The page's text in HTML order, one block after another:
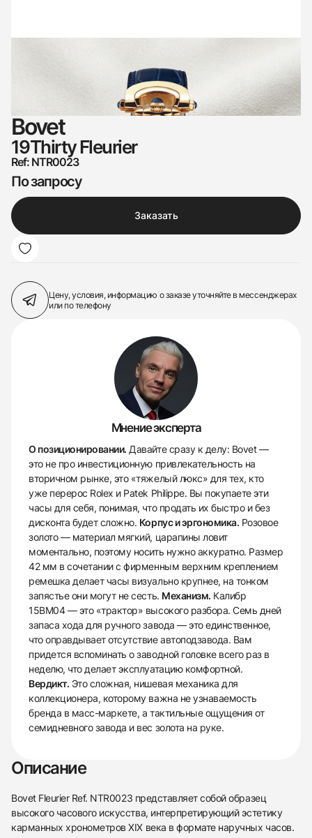
Bovet
19Thirty Fleurier
Ref: NTR0023
По запросу
Заказать
Цену, условия, информацию о заказеуточняйте в мессенджерах
или по телефону
Мнение эксперта
О позиционировании. Давайте сразу к делу: Bovet —
это не про инвестиционную привлекательность на
вторичном рынке, это «тяжелый люкс» для тех, кто
уже перерос Rolex и Patek Philippe. Вы покупаете эти
часы для себя, понимая, что продать их быстро и без
дисконта будет сложно. Корпус и эргономика. Розовое
золото — материал мягкий, царапины ловит
моментально, поэтому носить нужно аккуратно. Размер
42 мм в сочетании с фирменным верхним креплением
ремешка делает часы визуально крупнее, на тонком
запястье они могут не сесть. Механизм. Калибр
15BM04 — это «трактор» высокого разбора. Семь дней
запаса хода для ручного завода — это единственное,
что оправдывает отсутствие автоподзавода. Вам
придется вспоминать о заводной головке всего раз в
неделю, что делает эксплуатацию комфортной.
Вердикт. Это сложная, нишевая механика для
коллекционера, которому важна не узнаваемость
бренда в масс-маркете, а тактильные ощущения от
семидневного завода и вес золота на руке.
Описание
Bovet Fleurier Ref. NTR0023 представляет собой образец
высокого часового искусства, интерпретирующий эстетику
карманных хронометров XIX века в формате наручных часов.